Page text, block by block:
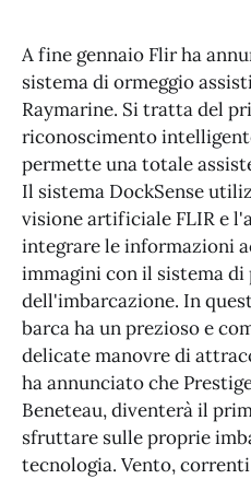
A fine gennaio Flir ha
sistema di ormeggio
Raymarine. Si tratta del
riconoscimento
permette una totale
Il sistema DockSense
visione artificiale FLIR e
integrare le informazioni
immagini con il sistema
dell'imbarcazione. In
barca ha un prezioso e
delicate manovre di
ha annunciato che
Beneteau, diventerà il
sfruttare sulle proprie
tecnologia. Vento,